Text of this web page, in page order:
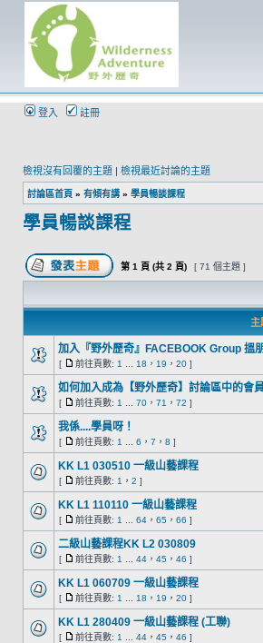
登入 註冊
檢視沒有回覆的主題 | 檢視最近討論的主題
討論區首頁 » 有傾有講 » 學員暢談課程
學員暢談課程
第 1 頁 (共 2 頁) [ 71 個主題 ]
主
加入『野外歷奇』FACEBOOK Group 搵
[ 前往頁數: 1 18 ， 19 ， 20 ]
如何加入成為【野外歷奇】討論區中的會
[ 前往頁數: 1 70 ， 71 ， 72 ]
我係....學員呀！
[ 前往頁數: 1 6 ， 7 ， 8 ]
KK L1 030510 一級山藝課程
[ 前往頁數: 1 ， 2 ]
KK L1 110110 一級山藝課程
[ 前往頁數: 1 64 ， 65 ， 66 ]
二級山藝課程KK L2 030809
[ 前往頁數: 1 44 ， 45 ， 46 ]
KK L1 060709 一級山藝課程
[ 前往頁數: 1 18 ， 19 ， 20 ]
KK L1 280409 一級山藝課程 (工聯)
[ 前往頁數: 1 44 ， 45 ， 46 ]